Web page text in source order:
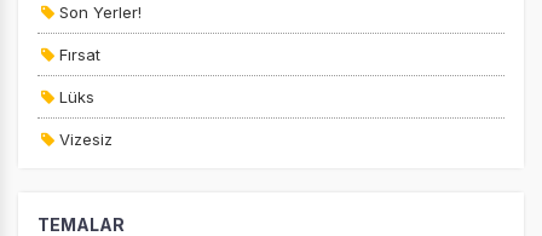
Son Yerler!
Fırsat
Lüks
Vizesiz
Erken Rezervasyon
TEMALAR